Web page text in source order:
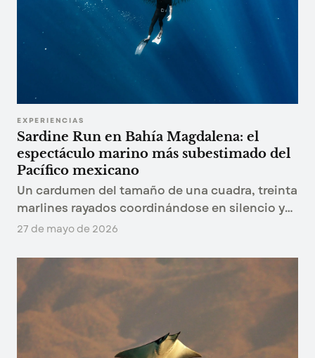
EXPERIENCIAS
Sardine Run en Bahía Magdalena: el
espectáculo marino más subestimado del
Pacífico mexicano
Un cardumen del tamaño de una cuadra, treinta
marlines rayados coordinándose en silencio y
lobos marinos cerrando el cerco. Así se ve el
27 de mayo de 2026